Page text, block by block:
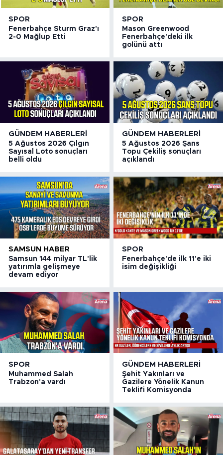
SPOR
Fenerbahçe Sturm Graz'ı
2-0 Mağlup Etti
SPOR
Mason Greenwood
Fenerbahçe'deki ilk
golünü attı
GÜNDEM HABERLERI
5 Ağustos 2026 Çılgın
Sayısal Loto sonuçları
belli oldu
GÜNDEM HABERLERI
5 Ağustos 2026 Şans
Topu Çekiliş sonuçları
açıklandı
SAMSUN HABER
Samsun 144 milyar TL'lik
yatırımla gelişmeye
devam ediyor
SPOR
Fenerbahçe'de ilk 11'e iki
isim değişikliği
SPOR
Muhammed Salah
Trabzon'a vardı
GÜNDEM HABERLERI
Şehit Yakınları ve
Gazilere Yönelik Kanun
Teklifi Komisyonda